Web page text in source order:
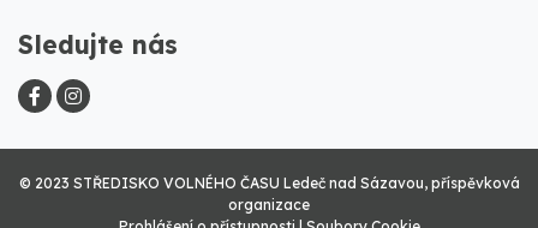
Sledujte nás
© 2023 STŘEDISKO VOLNÉHO ČASU Ledeč nad Sázavou, příspěvková
organizace